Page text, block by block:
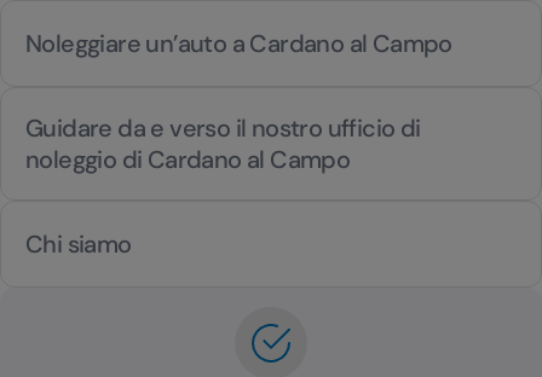
Noleggiare un’auto a Cardano al Campo
Guidare da e verso il nostro ufficio di
noleggio di Cardano al Campo
Chi siamo